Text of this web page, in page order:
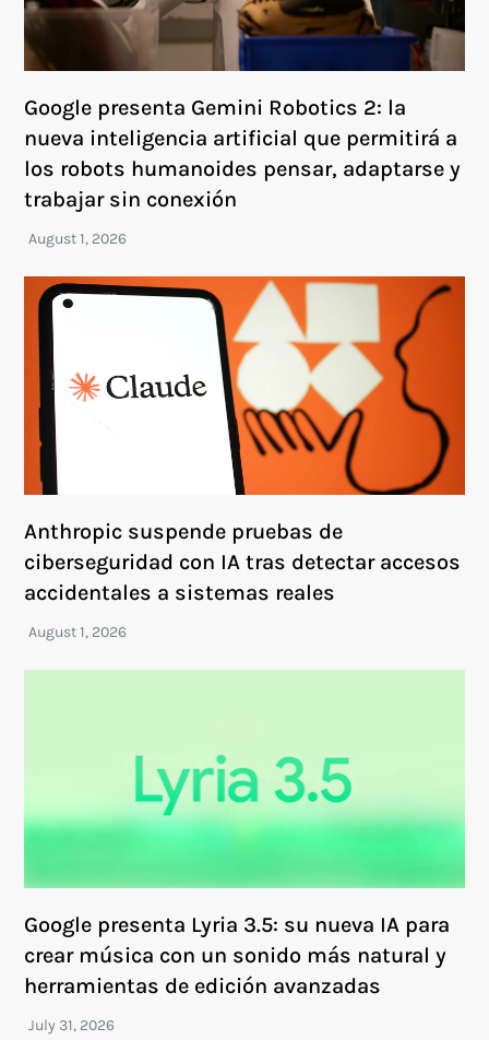
Google presenta Gemini Robotics 2: la
nueva inteligencia artificial que permitirá a
los robots humanoides pensar, adaptarse y
trabajar sin conexión
Anthropic suspende pruebas de
ciberseguridad con IA tras detectar accesos
accidentales a sistemas reales
Google presenta Lyria 3.5: su nueva IA para
crear música con un sonido más natural y
herramientas de edición avanzadas